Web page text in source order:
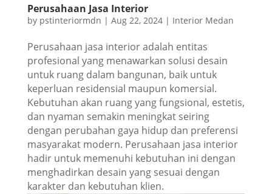
Perusahaan Jasa Interior
by pstinteriormdn | Aug 22, 2024| Interior Medan
Perusahaan jasa interior adalah entitas
profesional yang menawarkan solusi desain
untuk ruang dalam bangunan, baik untuk
keperluan residensial maupun komersial.
Kebutuhan akan ruang yang fungsional, estetis,
dan nyaman semakin meningkat seiring
dengan perubahan gaya hidup dan preferensi
masyarakat modern. Perusahaan jasa interior
hadir untuk memenuhi kebutuhan ini dengan
menghadirkan desain yang sesuai dengan
karakter dan kebutuhan klien.